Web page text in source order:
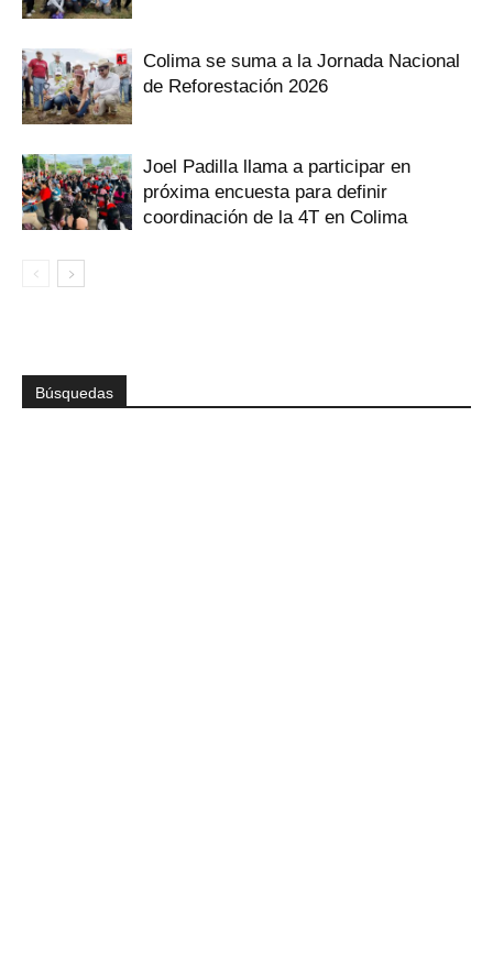
Colima se suma a la Jornada Nacional
de Reforestación 2026
Joel Padilla llama a participar en
próxima encuesta para definir
coordinación de la 4T en Colima
Búsquedas